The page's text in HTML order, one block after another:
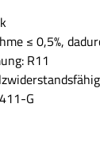
≤ 0,5%,
R11
G